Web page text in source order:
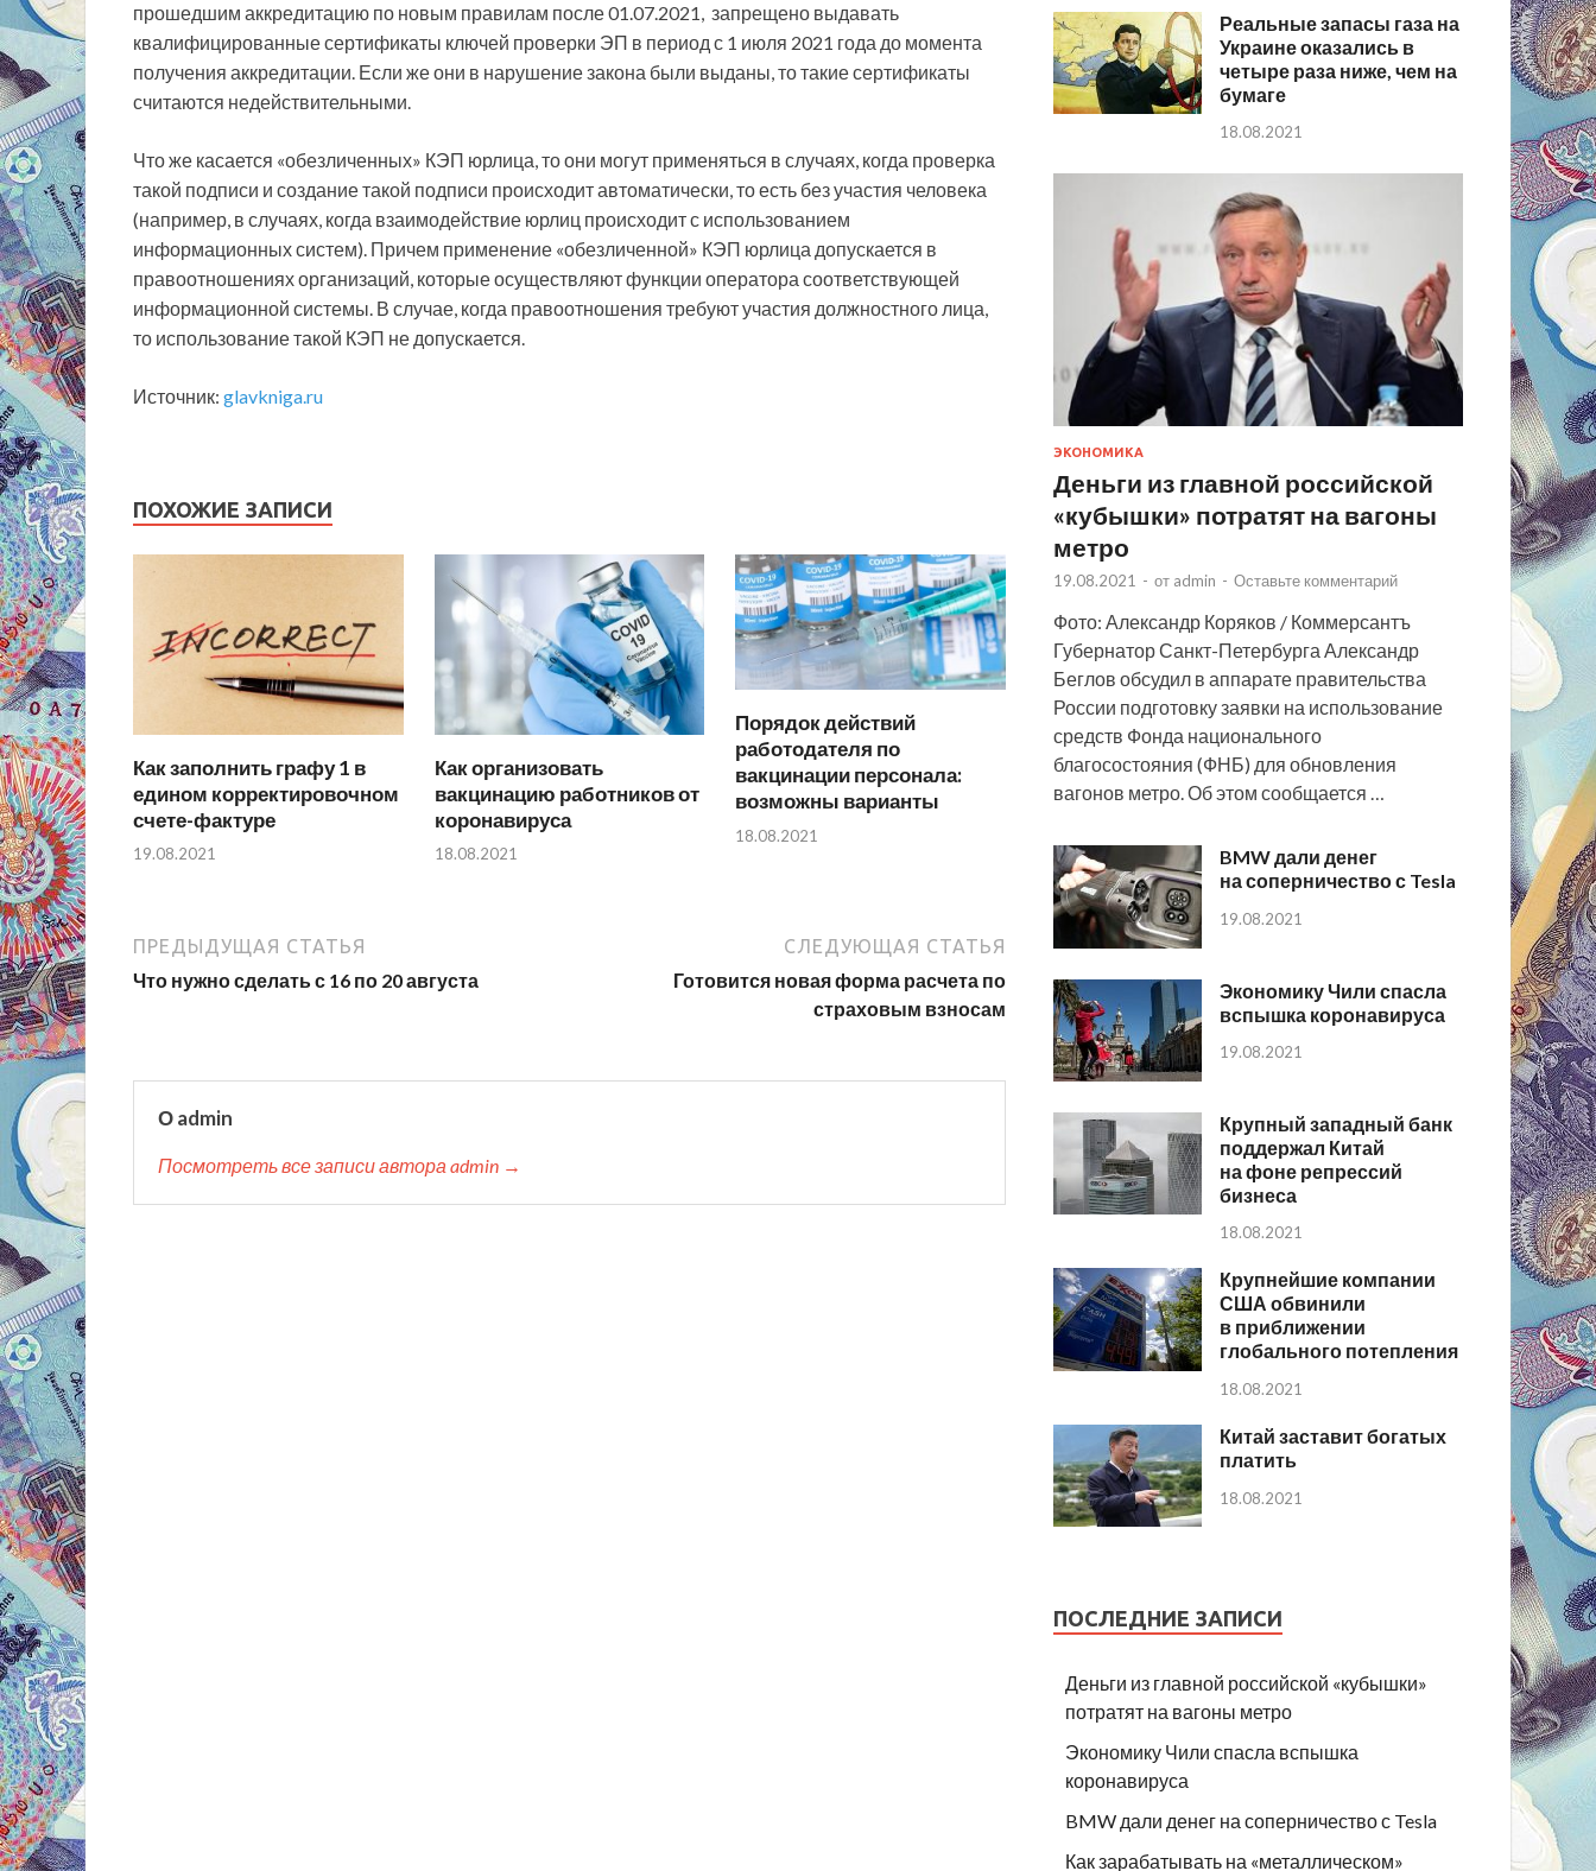
прошедшим аккредитацию по новым правилам после 01.07.2021, запрещено выдавать
квалифицированные сертификаты ключей проверки ЭП в период с 1 июля 2021 года до момента
получения аккредитации. Если же они в нарушение закона были выданы, то такие сертификаты
считаются недействительными.
Что же касается «обезличенных» КЭП юрлица, то они могут применяться в случаях, когда проверка
такой подписи и создание такой подписи происходит автоматически, то есть без участия человека
(например, в случаях, когда взаимодействие юрлиц происходит с использованием
информационных систем). Причем применение «обезличенной» КЭП юрлица допускается в
правоотношениях организаций, которые осуществляют функции оператора соответствующей
информационной системы. В случае, когда правоотношения требуют участия должностного лица,
то использование такой КЭП не допускается.
Источник: glavkniga.ru
ПОХОЖИЕ ЗАПИСИ
Как заполнить графу 1 в
едином корректировочном
счете-фактуре
19.08.2021
Как организовать
вакцинацию работников от
коронавируса
18.08.2021
Порядок действий
работодателя по
вакцинации персонала:
возможны варианты
18.08.2021
ПРЕДЫДУЩАЯ СТАТЬЯ
Что нужно сделать с 16 по 20 августа
СЛЕДУЮЩАЯ СТАТЬЯ
Готовится новая форма расчета по
страховым взносам
О admin
Посмотреть все записи автора admin →
Реальные запасы газа на
Украине оказались в
четыре раза ниже, чем на
бумаге
18.08.2021
ЭКОНОМИКА
Деньги из главной российской
«кубышки» потратят на вагоны
метро
19.08.2021 - от admin - Оставьте комментарий
Фото: Александр Коряков / Коммерсантъ
Губернатор Санкт-Петербурга Александр
Беглов обсудил в аппарате правительства
России подготовку заявки на использование
средств Фонда национального
благосостояния (ФНБ) для обновления
вагонов метро. Об этом сообщается …
BMW дали денег
на соперничество с Tesla
19.08.2021
Экономику Чили спасла
вспышка коронавируса
19.08.2021
Крупный западный банк
поддержал Китай
на фоне репрессий
бизнеса
18.08.2021
Крупнейшие компании
США обвинили
в приближении
глобального потепления
18.08.2021
Китай заставит богатых
платить
18.08.2021
ПОСЛЕДНИЕ ЗАПИСИ
Деньги из главной российской «кубышки»
потратят на вагоны метро
Экономику Чили спасла вспышка
коронавируса
BMW дали денег на соперничество с Tesla
Как зарабатывать на «металлическом»